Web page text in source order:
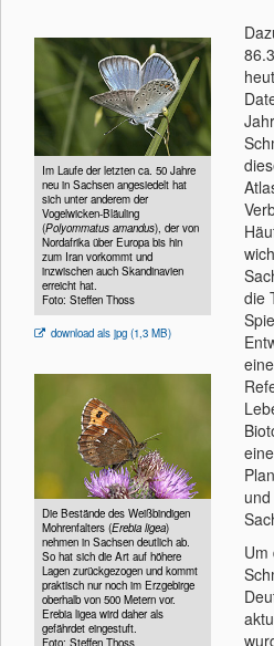
Im Laufe der letzten ca. 50 Jahre
neu in Sachsen angesiedelt hat
sich unter anderem der
Vogelwicken-Bläuling
(Polyommatus amandus), der von
Nordafrika über Europa bis hin
zum Iran vorkommt und
inzwischen auch Skandinavien
erreicht hat.
Foto: Steffen Thoss
download als jpg (1,3 MB)
Die Bestände des Weißbindigen
Mohrenfalters (Erebia ligea)
nehmen in Sachsen deutlich ab.
So hat sich die Art auf höhere
Lagen zurückgezogen und kommt
praktisch nur noch im Erzgebirge
oberhalb von 500 Metern vor.
Erebia ligea wird daher als
gefährdet eingestuft.
Foto: Steffen Thoss
die
Um